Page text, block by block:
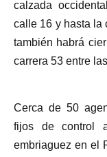
calzada
calle 16 y hasta la
también habrá
carrera 53 entre
Cerca de 50
fijos de control
embriaguez en el